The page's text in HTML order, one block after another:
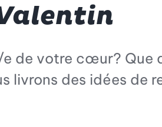
e de votre cœur? Que
livrons des idées de